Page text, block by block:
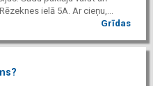
ielā 5A. Ar cieņu,...
Grīdas